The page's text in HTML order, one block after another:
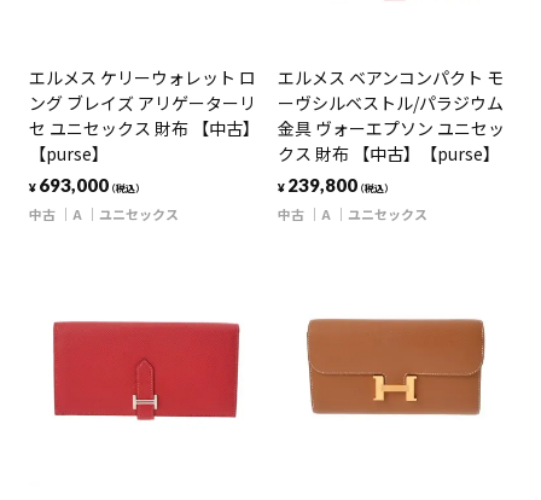
エルメス ケリーウォレット ロ
ング ブレイズ アリゲーターリ
セ ユニセックス 財布 【中古】
【purse】
¥ 693,000（税込）
中古 A ユニセックス
エルメス ベアンコンパクト モ
ーヴシルベストル/パラジウム
金具 ヴォーエプソン ユニセッ
クス 財布 【中古】【purse】
¥ 239,800（税込）
中古 A ユニセックス